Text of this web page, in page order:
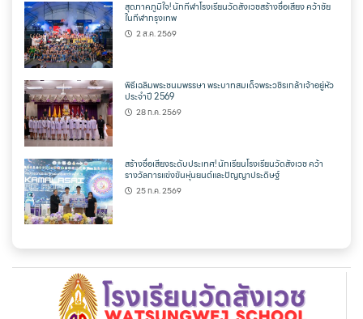
สุดภาคภูมิใจ! นักกีฬาโรงเรียนวัดสังเวชสร้างชื่อเสียง คว้าชัย
ในกีฬากรุงเทพ
2 ส.ค. 2569
พิธีเฉลิมพระชนมพรรษา พระบาทสมเด็จพระวชิรเกล้าเจ้าอยู่หัว
ประจำปี 2569
28 ก.ค. 2569
สร้างชื่อเสียงระดับประเทศ! นักเรียนโรงเรียนวัดสังเวช คว้า
รางวัลการแข่งขันหุ่นยนต์และปัญญาประดิษฐ์
25 ก.ค. 2569